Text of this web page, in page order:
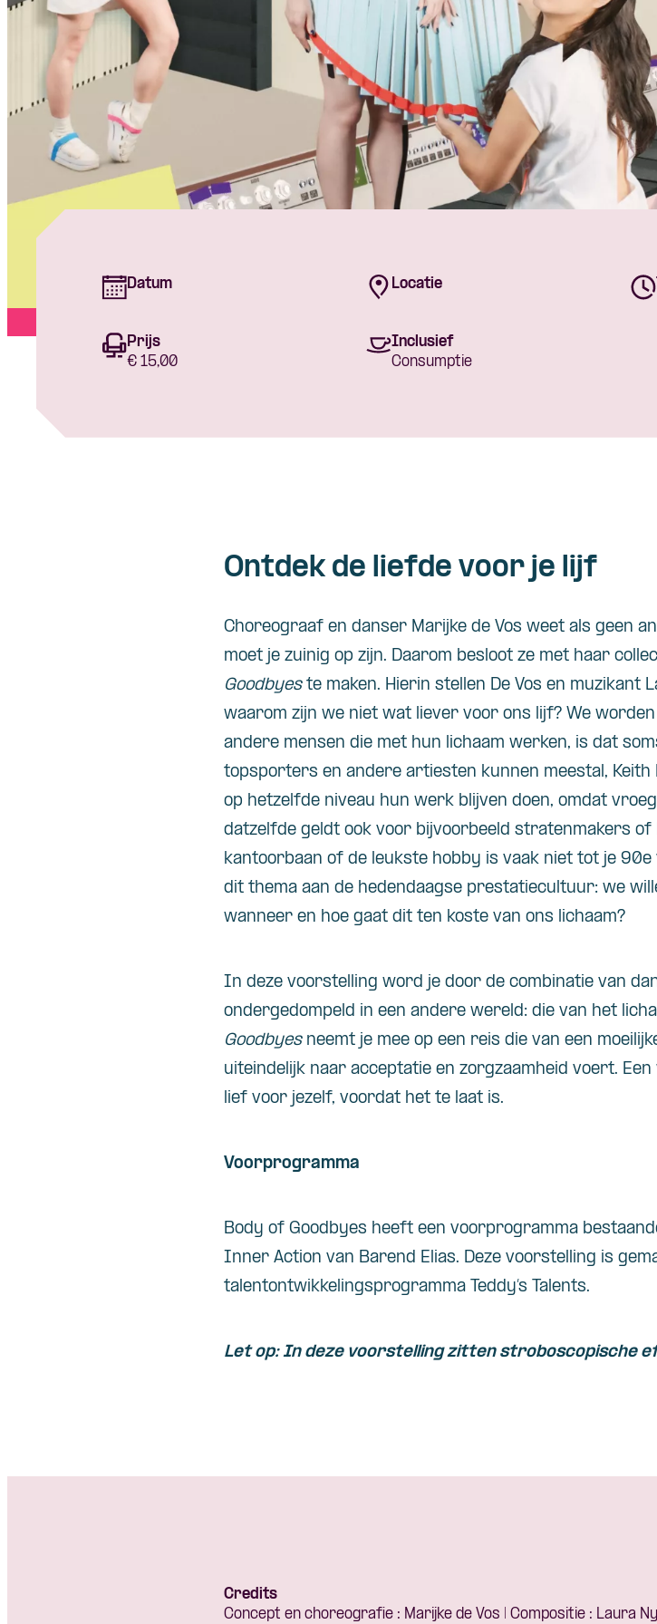
Datum Locatie
Prijs
€ 15,00
Inclusief
Consumptie
Ontdek de liefde voor je lijf
Choreograaf en danser Marijke de Vos weet als geen
moet je zuinig op zijn. Daarom besloot ze met haar
Goodbyes te maken. Hierin stellen De Vos en muzikant
waarom zijn we niet wat liever voor ons lijf? We
andere mensen die met hun lichaam werken, is dat
topsporters en andere artiesten kunnen meestal,
op hetzelfde niveau hun werk blijven doen, omdat
datzelfde geldt ook voor bijvoorbeeld stratenmakers of
kantoorbaan of de leukste hobby is vaak niet tot je 90e
dit thema aan de hedendaagse prestatiecultuur: we
wanneer en hoe gaat dit ten koste van ons lichaam?
In deze voorstelling word je door de combinatie van
ondergedompeld in een andere wereld: die van het
Goodbyesneemt je mee op een reis die van een
uiteindelijk naar acceptatie en zorgzaamheid voert.
lief voor jezelf, voordat het te laat is.
Voorprogramma
Body of Goodbyes heeft een voorprogramma
Inner Action van Barend Elias. Deze voorstelling is
talentontwikkelingsprogramma Teddy’s Talents.
Let op: In deze voorstelling zitten stroboscopische
Credits
Concept en choreografie : Marijke de Vos | Compositie : Laura